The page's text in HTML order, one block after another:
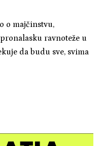
o majčinstvu,
ravnoteže u
da budu sve, svima